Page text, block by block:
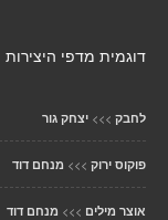
דוגמית מדפי היצירות
לחבק >>> יצחק גור
פוקוס ירוק >>> מנחם דוד
אוצר מילים >>> מנחם דוד